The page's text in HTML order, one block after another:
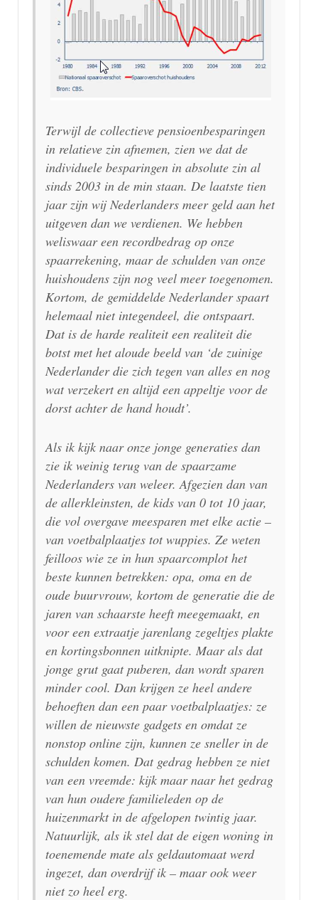
Terwijl de collectieve pensioenbesparingen
in relatieve zin afnemen, zien we dat de
individuele besparingen in absolute zin al
sinds 2003 in de min staan. De laatste tien
jaar zijn wij Nederlanders meer geld aan het
uitgeven dan we verdienen. We hebben
weliswaar een recordbedrag op onze
spaarrekening, maar de schulden van onze
huishoudens zijn nog veel meer toegenomen.
Kortom, de gemiddelde Nederlander spaart
helemaal niet integendeel, die ontspaart.
Dat is de harde realiteit een realiteit die
botst met het aloude beeld van ‘de zuinige
Nederlander die zich tegen van alles en nog
wat verzekert en altijd een appeltje voor de
dorst achter de hand houdt’.
Als ik kijk naar onze jonge generaties dan
zie ik weinig terug van de spaarzame
Nederlanders van weleer. Afgezien dan van
de allerkleinsten, de kids van 0 tot 10 jaar,
die vol overgave meesparen met elke actie –
van voetbalplaatjes tot wuppies. Ze weten
feilloos wie ze in hun spaarcomplot het
beste kunnen betrekken: opa, oma en de
oude buurvrouw, kortom de generatie die de
jaren van schaarste heeft meegemaakt, en
voor een extraatje jarenlang zegeltjes plakte
en kortingsbonnen uitknipte. Maar als dat
jonge grut gaat puberen, dan wordt sparen
minder cool. Dan krijgen ze heel andere
behoeften dan een paar voetbalplaatjes: ze
willen de nieuwste gadgets en omdat ze
nonstop online zijn, kunnen ze sneller in de
schulden komen. Dat gedrag hebben ze niet
van een vreemde: kijk maar naar het gedrag
van hun oudere familieleden op de
huizenmarkt in de afgelopen twintig jaar.
Natuurlijk, als ik stel dat de eigen woning in
toenemende mate als geldautomaat werd
ingezet, dan overdrijf ik – maar ook weer
niet zo heel erg.